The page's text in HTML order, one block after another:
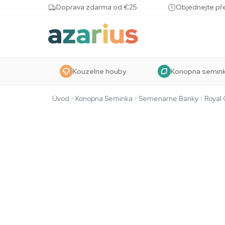
Skip to contentDoprava zdarma od €25 Objednejte
Kouzelne houby Konopna
Úvod Konopna Seminka Semenarne Banky Royal